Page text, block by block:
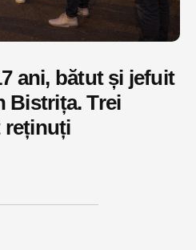
ani, bătut și jefuit
Bistrița. Trei
reținuți